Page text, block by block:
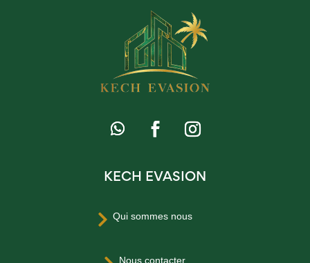
KECH EVASION
 Qui sommes nous
Nous contacter